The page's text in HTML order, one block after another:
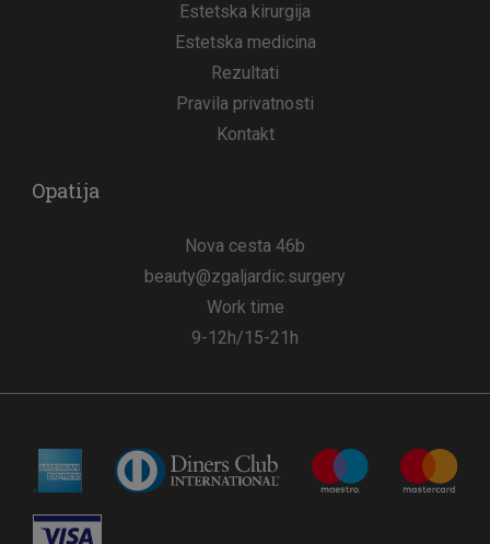
Estetska kirurgija
Estetska medicina
Rezultati
Pravila privatnosti
Kontakt
Opatija
Nova cesta 46b
beauty@zgaljardic.surgery
Work time
9-12h/15-21h